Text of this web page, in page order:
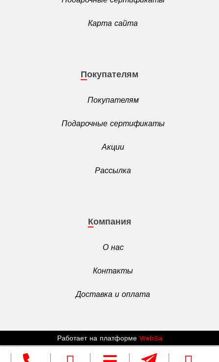
Карта сайта
Покупателям
Покупателям
Подарочные сертификаты
Акции
Рассылка
Компания
О нас
Контакты
Доставка и оплата
Работает на платформе WebSa